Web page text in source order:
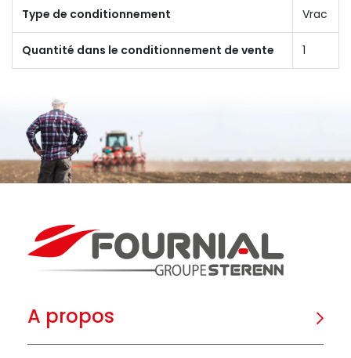
Type de conditionnement Vrac
Quantité dans le conditionnement de vente 1
A propos